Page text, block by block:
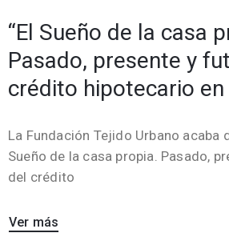
“El Sueño de la casa
Pasado, presente y
crédito hipotecario en
La Fundación Tejido Urbano acaba
Sueño de la casa propia. Pasado,
del crédito
Ver más